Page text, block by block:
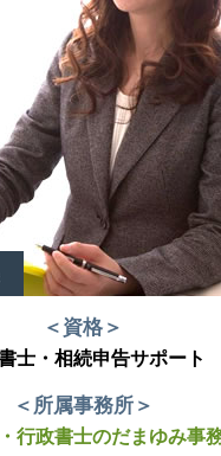
＜資格＞
士・相続申告サポート
＜所属事務所＞
行政書士のだまゆみ事